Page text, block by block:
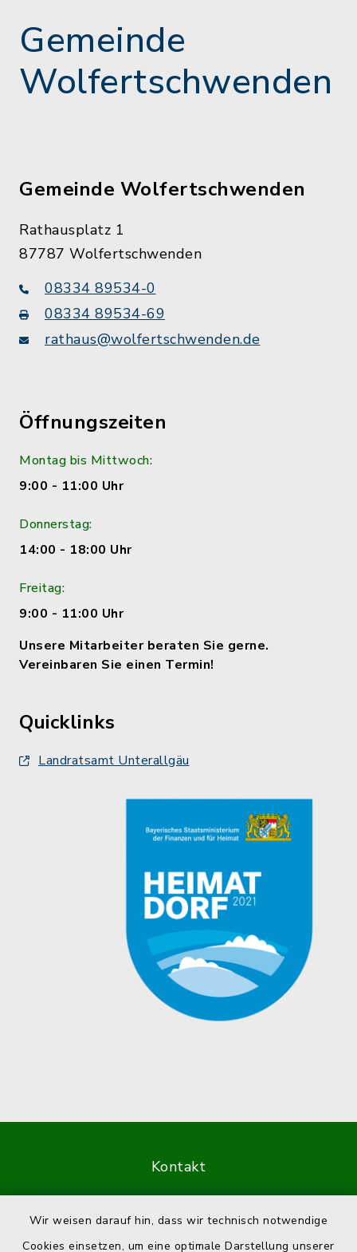
Wir weisen darauf hin, dass wir technisch notwendige
Cookies einsetzen, um eine optimale Darstellung unserer
Gemeinde
Wolfertschwenden
Gemeinde Wolfertschwenden
Rathausplatz 1
87787 Wolfertschwenden
08334 89534-0
08334 89534-69
rathaus@wolfertschwenden.de
Öffnungszeiten
Montag bis Mittwoch:
9:00 - 11:00 Uhr
Donnerstag:
14:00 - 18:00 Uhr
Freitag:
9:00 - 11:00 Uhr
Unsere Mitarbeiter beraten Sie gerne.
Vereinbaren Sie einen Termin!
Quicklinks
Landratsamt Unterallgäu
Kontakt